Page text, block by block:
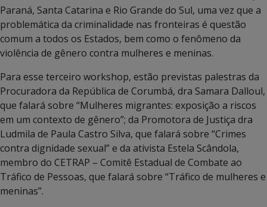
Paraná, Santa Catarina e Rio Grande do Sul, uma vez que a
problemática da criminalidade nas fronteiras é questão
comum a todos os Estados, bem como o fenômeno da
violência de gênero contra mulheres e meninas.
Para esse terceiro workshop, estão previstas palestras da
Procuradora da República de Corumbá, dra Samara Dalloul,
que falará sobre “Mulheres migrantes: exposição a riscos
em um contexto de gênero”; da Promotora de Justiça dra
Ludmila de Paula Castro Silva, que falará sobre “Crimes
contra dignidade sexual” e da ativista Estela Scândola,
membro do CETRAP – Comitê Estadual de Combate ao
Tráfico de Pessoas, que falará sobre “Tráfico de mulheres e
meninas”.